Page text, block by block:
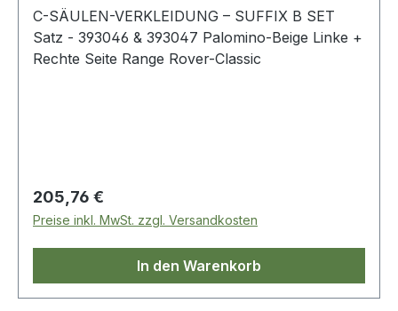
C-SÄULEN-VERKLEIDUNG – SUFFIX B SET
Satz - 393046 & 393047 Palomino-Beige Linke +
Rechte Seite Range Rover-Classic
Regulärer Preis:
205,76 €
Preise inkl. MwSt. zzgl. Versandkosten
In den Warenkorb